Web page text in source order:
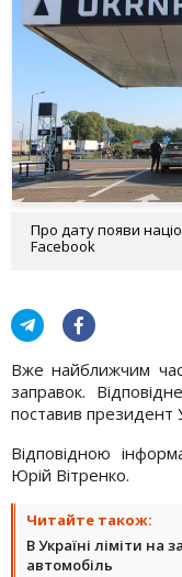
Про дату появи
Facebook
Вже найближчим
заправок.
поставив президент
Відповідною
Юрій Вітренко.
Читайте також:
В Україні ліміти на
автомобіль